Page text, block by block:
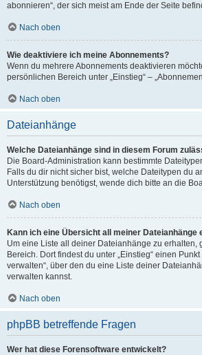
abonnieren“, der sich meist am Ende der Seite
Nach oben
Wie deaktiviere ich meine Abonnements?
Wenn du mehrere Abonnements deaktivieren
persönlichen Bereich unter „Einstieg“ –
Nach oben
Dateianhänge
Welche Dateianhänge sind in diesem Forum
Die Board-Administration kann bestimmte
Falls du dir nicht sicher bist, welche Dateitypen du
Unterstützung benötigst, wende dich bitte an die
Nach oben
Kann ich eine Übersicht all meiner Dateianhänge
Um eine Liste all deiner Dateianhänge zu erhalten,
Bereich. Dort findest du unter „Einstieg“ einen
verwalten“, über den du eine Liste deiner
verwalten kannst.
Nach oben
phpBB betreffende Fragen
Wer hat diese Forensoftware entwickelt?